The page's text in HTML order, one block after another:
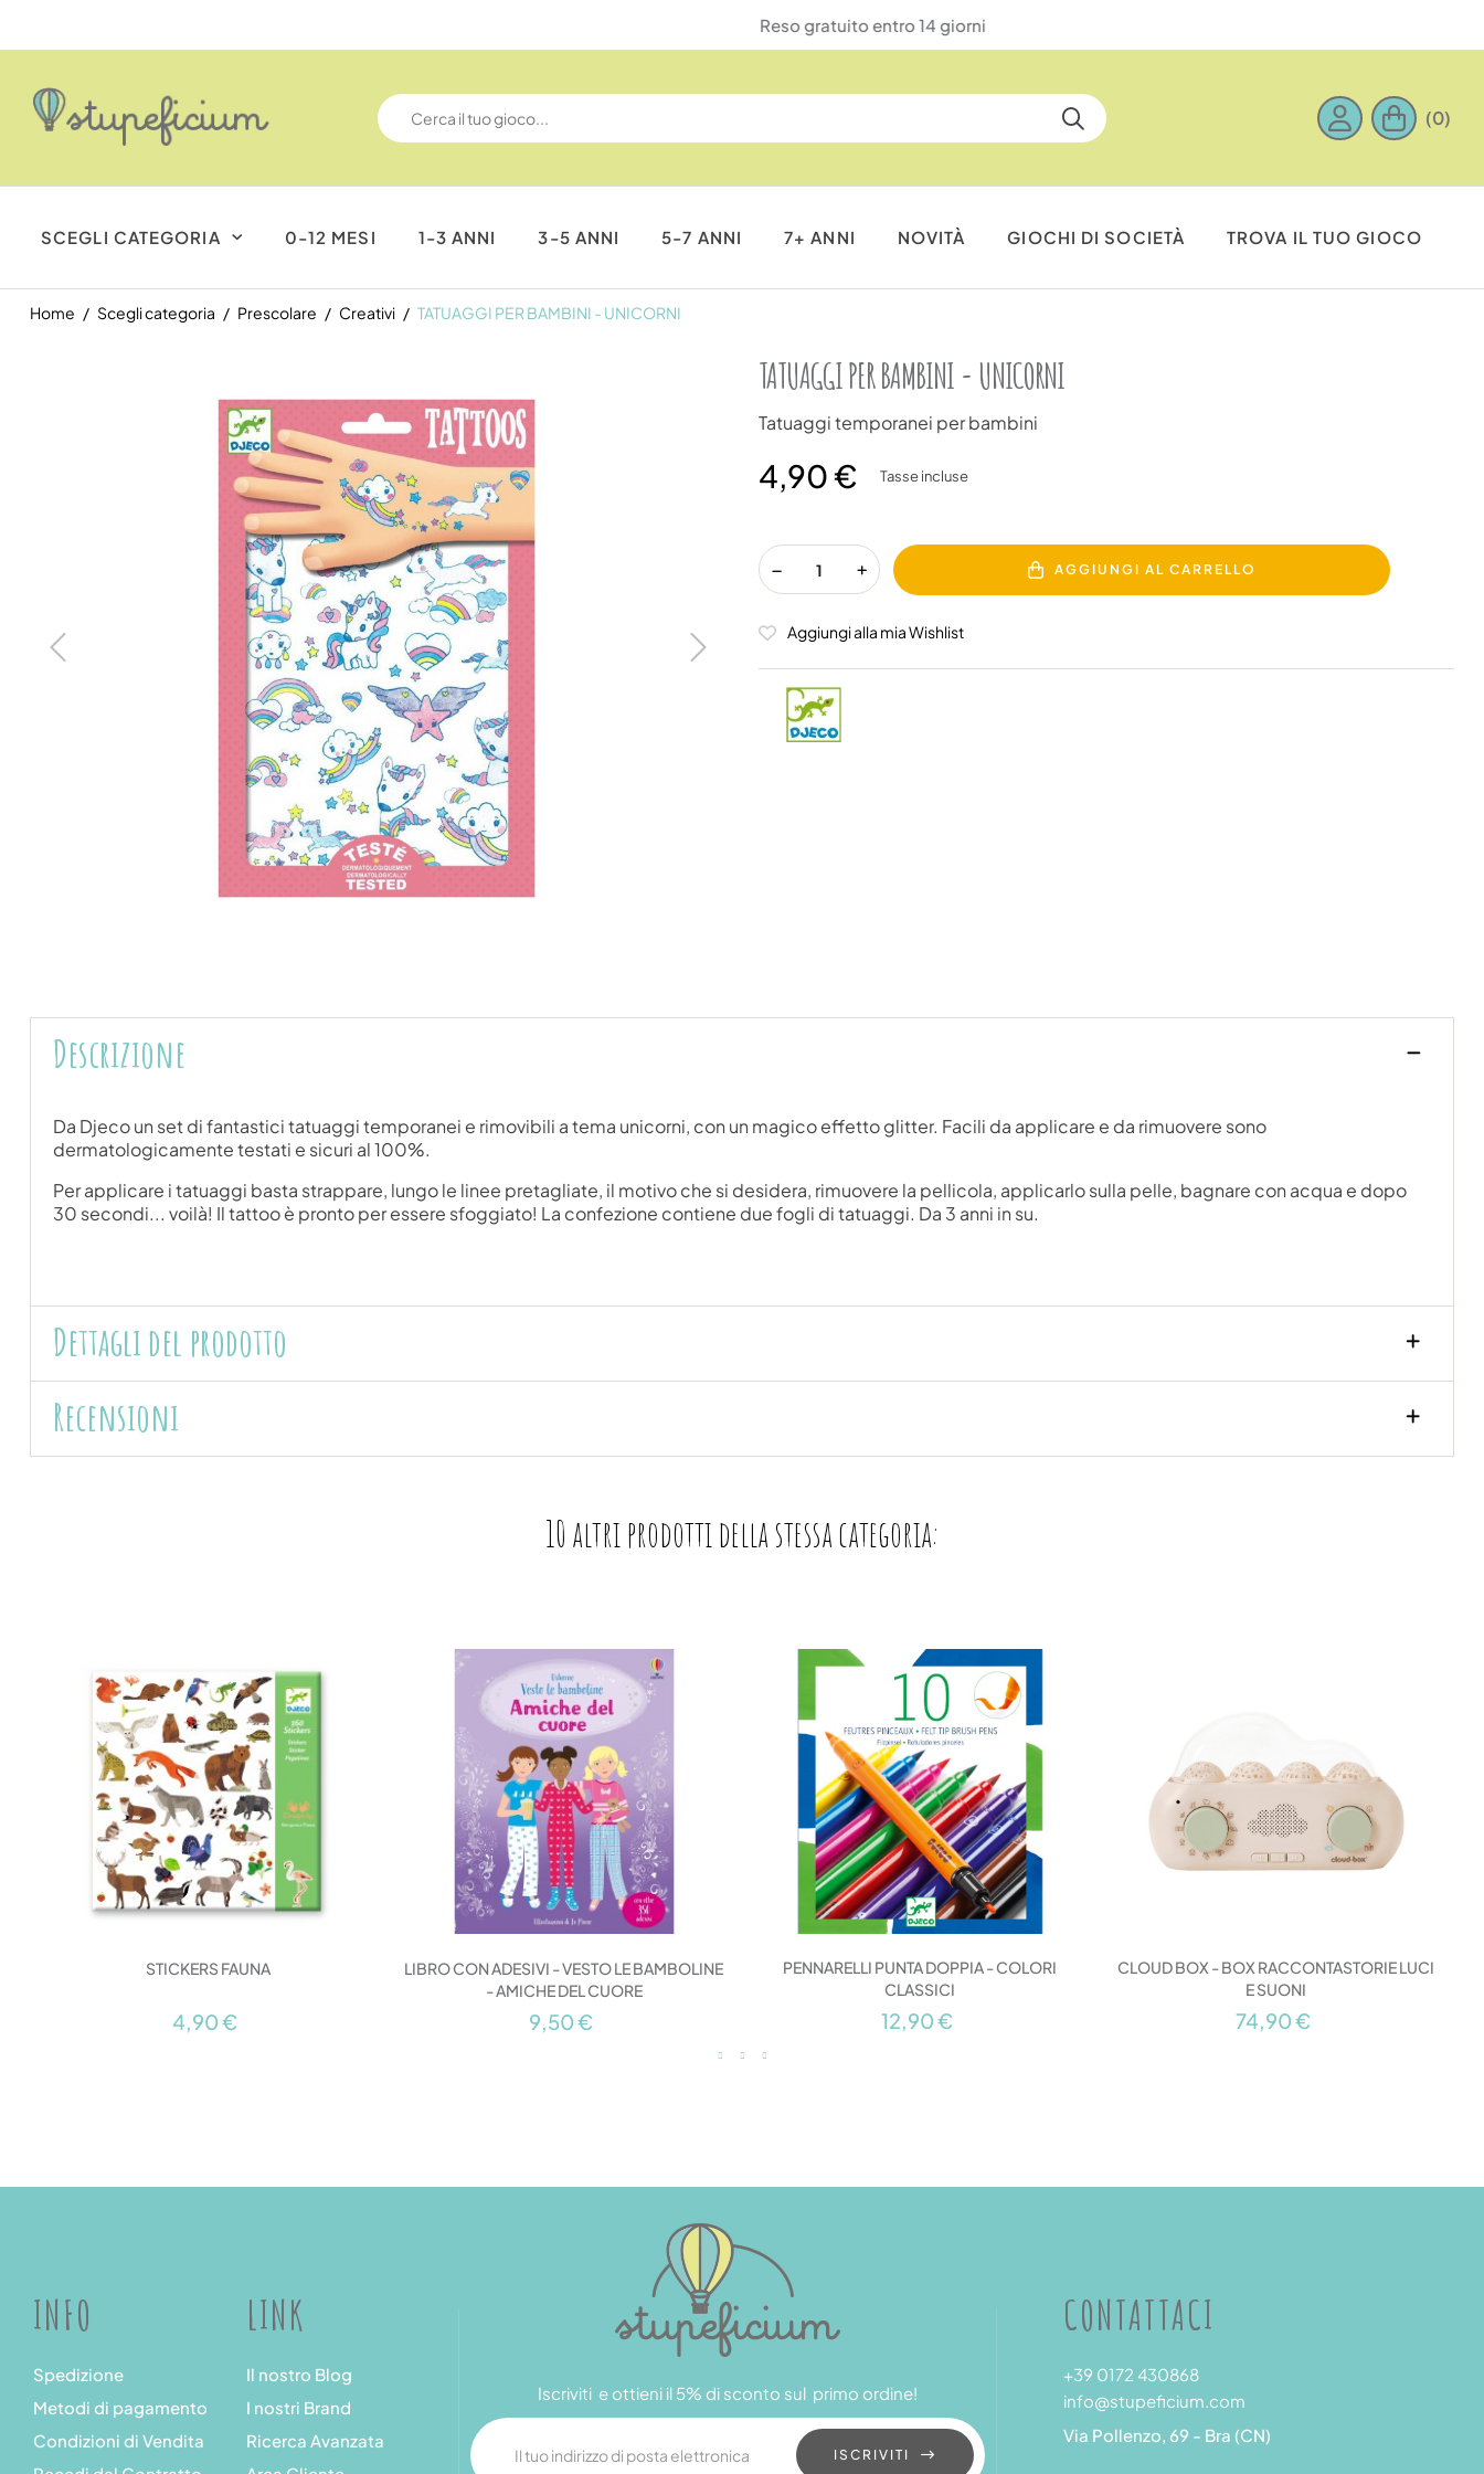
Reso gratuito entro 14 giorni
(0)
SCEGLI CATEGORIA 0-12 MESI 1-3 ANNI 3-5 ANNI 5-7 ANNI 7+ ANNI NOVITÀ GIOCHI DI SOCIETÀ TROVA IL TUO GIOCO
Home Scegli categoria Prescolare Creativi TATUAGGI PER BAMBINI - UNICORNI
TATUAGGI PER BAMBINI - UNICORNI
Tatuaggi temporanei per bambini
4,90 € Tasse incluse
AGGIUNGI AL CARRELLO
Aggiungi alla mia Wishlist
Descrizione
Da Djeco un set di fantastici tatuaggi temporanei e rimovibili a tema unicorni, con un magico effetto glitter. Facili da applicare e da rimuovere sono
dermatologicamente testati e sicuri al 100%.
Per applicare i tatuaggi basta strappare, lungo le linee pretagliate, il motivo che si desidera, rimuovere la pellicola, applicarlo sulla pelle, bagnare con acqua e dopo
30 secondi... voilà! Il tattoo è pronto per essere sfoggiato! La confezione contiene due fogli di tatuaggi. Da 3 anni in su.
Dettagli del prodotto
Recensioni
10 altri prodotti della stessa categoria:
STICKERS FAUNA
4,90 €
LIBRO CON ADESIVI - VESTO LE BAMBOLINE
- AMICHE DEL CUORE
9,50 €
PENNARELLI PUNTA DOPPIA - COLORI
CLASSICI
12,90 €
CLOUD BOX - BOX RACCONTASTORIE LUCI
E SUONI
74,90 €
INFO
Spedizione
Metodi di pagamento
Condizioni di Vendita
LINK
Il nostro Blog
I nostri Brand
Ricerca Avanzata
Iscriviti e ottieni il 5% di sconto sul primo ordine!
ISCRIVITI
CONTATTACI
+39 0172 430868
info@stupeficium.com
Via Pollenzo, 69 - Bra (CN)